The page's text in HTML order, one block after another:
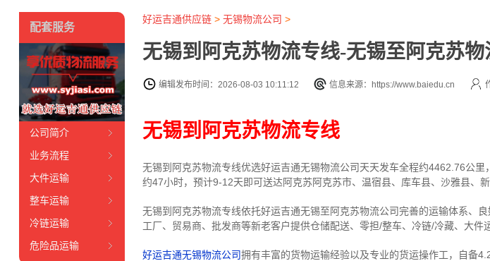
好运吉通供应链> 无锡物流公司 >
无锡到阿克苏物流专线-无锡至阿克苏物
编辑发布时间：2026-08-03 10:11:12 信息来源：https://www.baiedu.cn
无锡到阿克苏物流专线
无锡到阿克苏物流专线优选好运吉通无锡物流公司天天发车全程约4462.76公里，
约47小时，预计9-12天即可送达阿克苏阿克苏市、温宿县、库车县、沙雅县、
无锡到阿克苏物流专线依托好运吉通无锡至阿克苏物流公司完善的运输体系、
工厂、贸易商、批发商等新老客户提供仓储配送、零担/整车、冷链/冷藏、大件
好运吉通无锡物流公司拥有丰富的货物运输经验以及专业的货运操作工，自备
配套服务
公司简介
业务流程
大件运输
整车运输
冷链运输
危险品运输